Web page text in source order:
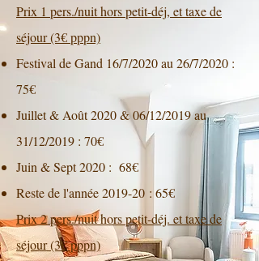
Prix 1 pers./nuit hors petit-déj, et taxe de
séjour (3€ pppn)
Festival de Gand 16/7/2020 au 26/7/2020 :
75€
Juillet & Août 2020 & 06/12/2019 au
31/12/2019 : 70€
Juin & Sept 2020 : 68€
Reste de l'année 2019-20 : 65€
Prix 2 pers./nuit hors petit-déj. et taxe de
séjour (3€ pppn)